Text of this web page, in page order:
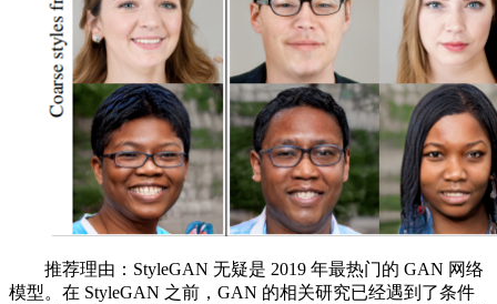
推荐理由：StyleGAN 无疑是 2019 年最热门的 GAN 网络
模型。在 StyleGAN 之前，GAN 的相关研究已经遇到了条件